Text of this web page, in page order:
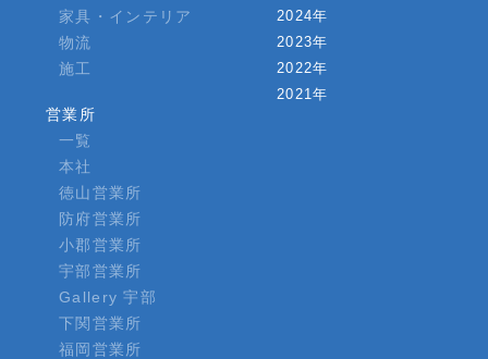
家具・インテリア
物流
施工
営業所
一覧
本社
徳山営業所
防府営業所
小郡営業所
宇部営業所
Gallery 宇部
下関営業所
福岡営業所
2024年
2023年
2022年
2021年